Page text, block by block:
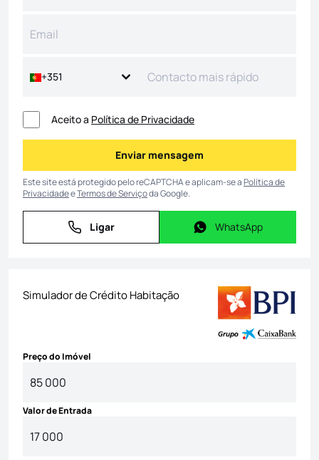
+351
Aceito a Política de Privacidade
Enviar mensagem
Enviar mensagem
Este site está protegido pelo reCAPTCHA e aplicam-se aPolítica de
PrivacidadeeTermos de Serviçoda Google.
Ligar
Ligar WhatsApp
WhatsApp
Simulador de Crédito Habitação
Preço do Imóvel
Valor de Entrada